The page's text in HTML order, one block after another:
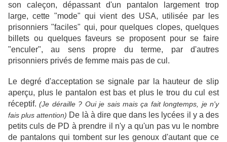
son caleçon, dépassant d'un pantalon largement trop
large, cette "mode" qui vient des USA, utilisée par les
prisonniers "faciles" qui, pour quelques clopes, quelques
billets ou quelques faveurs se proposent pour se faire
"enculer", au sens propre du terme, par d'autres
prisonniers privés de femme mais pas de cul.
Le degré d'acceptation se signale par la hauteur de slip
aperçu, plus le pantalon est bas et plus le trou du cul est
réceptif.(Je déraille ? Oui je sais mais ça fait longtemps, je n'y
fais plus attention) De là à dire que dans les lycées il y a des
petits culs de PD à prendre il n'y a qu'un pas vu le nombre
de pantalons qui tombent sur les genoux d'autant que ce